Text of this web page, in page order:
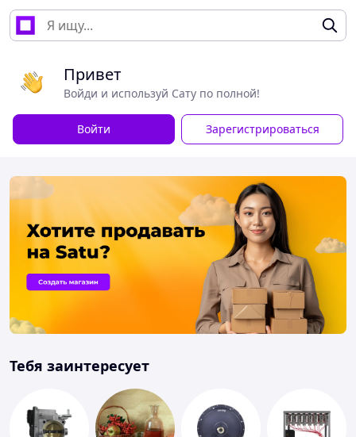
Привет
Войди и используй Сату по полной!
Войти Зарегистрироваться
Тебя заинтересует